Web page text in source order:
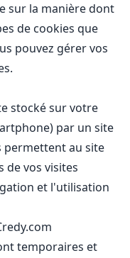
sur la manière dont
de cookies que
pouvez gérer vos
stocké sur votre
par un site
permettent au site
de vos visites
et l'utilisation
temporaires et